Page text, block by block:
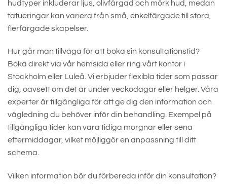
hudtyper inkluderar ljus, olivfärgad och mörk hud, medan
tatueringar kan variera från små, enkelfärgade till stora,
flerfärgade skapelser.
Hur går man tillväga för att boka sin konsultationstid?
Boka direkt via vår hemsida eller ring vårt kontor i
Stockholm eller Luleå. Vi erbjuder flexibla tider som passar
dig, oavsett om det är under veckodagar eller helger. Våra
experter är tillgängliga för att ge dig den information och
vägledning du behöver inför din behandling. Exempel på
tillgängliga tider kan vara tidiga morgnar eller sena
eftermiddagar, vilket möjliggör en anpassning till ditt
schema.
Vilken information bör du förbereda inför din konsultation?